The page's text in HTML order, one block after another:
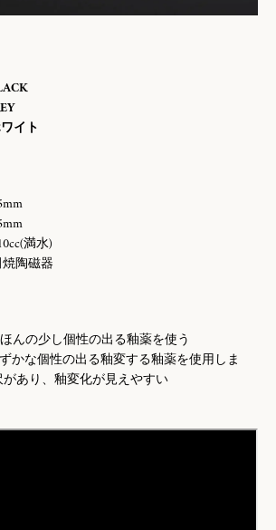
イト
満水)
磁器
んの少し個性の出る釉薬を使う
かな個性の出る釉変する釉薬を使用しま
あり、釉変化が見えやすい